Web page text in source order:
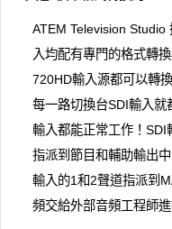
ATEM Television
入均配有專門的格式轉
720HD輸入源都可以轉
每一路切換台SDI輸入
輸入都能正常工作！
指派到節目和輔助輸出
輸入的1和2聲道指派到
頻交給外部音頻工程師進